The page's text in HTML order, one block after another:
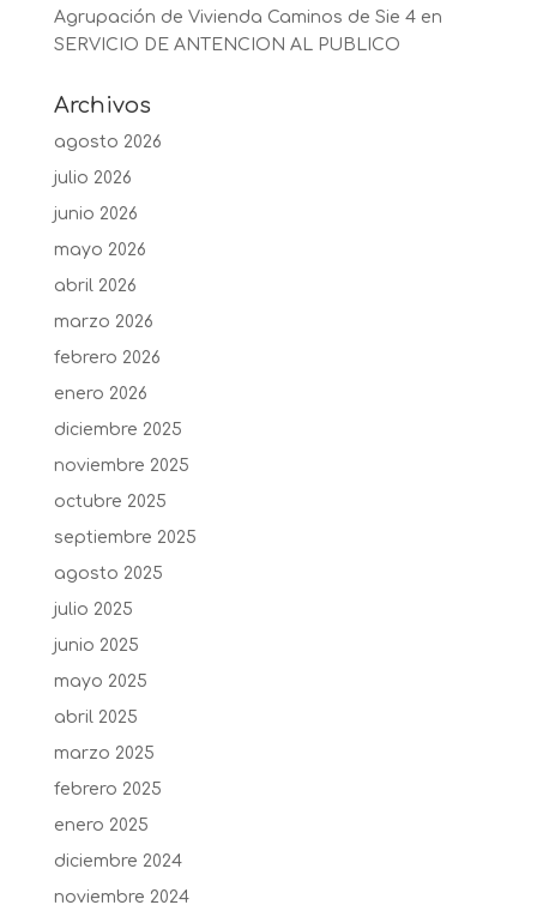
Agrupación de Vivienda Caminos de Sie 4en
SERVICIO DE ANTENCION AL PUBLICO
Archivos
agosto 2026
julio 2026
junio 2026
mayo 2026
abril 2026
marzo 2026
febrero 2026
enero 2026
diciembre 2025
noviembre 2025
octubre 2025
septiembre 2025
agosto 2025
julio 2025
junio 2025
mayo 2025
abril 2025
marzo 2025
febrero 2025
enero 2025
diciembre 2024
noviembre 2024